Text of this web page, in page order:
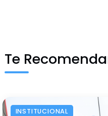
Te
INSTITUCIONAL